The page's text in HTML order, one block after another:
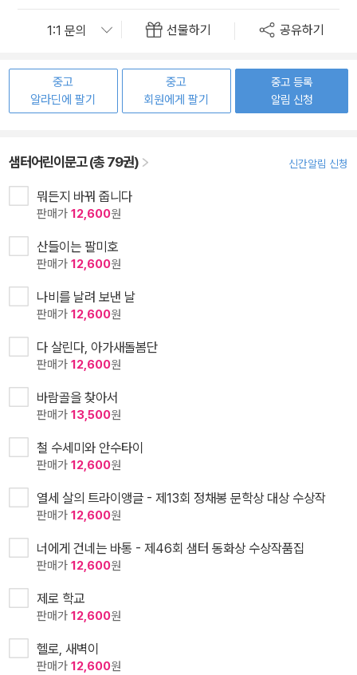
선물하기 공유하기
중고
알라딘에 팔기
중고
회원에게 팔기
중고 등록
알림 신청
샘터어린이문고 (총 79권) 신간알림 신청
뭐든지 바꿔 줍니다
판매가 12,600원
산들이는 팔미호
판매가 12,600원
나비를 날려 보낸 날
판매가 12,600원
다 살린다, 아가새돌봄단
판매가 12,600원
바람골을 찾아서
판매가 13,500원
철 수세미와 안수타이
판매가 12,600원
열세 살의 트라이앵글 - 제13회 정채봉 문학상 대상 수상작
판매가 12,600원
너에게 건네는 바통 - 제46회 샘터 동화상 수상작품집
판매가 12,600원
제로 학교
판매가 12,600원
헬로, 새벽이
판매가 12,600원